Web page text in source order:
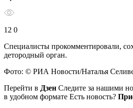
12 0
Специалисты прокомментировали,
детородный орган.
Фото: © РИА Новости/Наталья
Перейти в Дзен Следите за нашими
в удобном формате Есть новость?